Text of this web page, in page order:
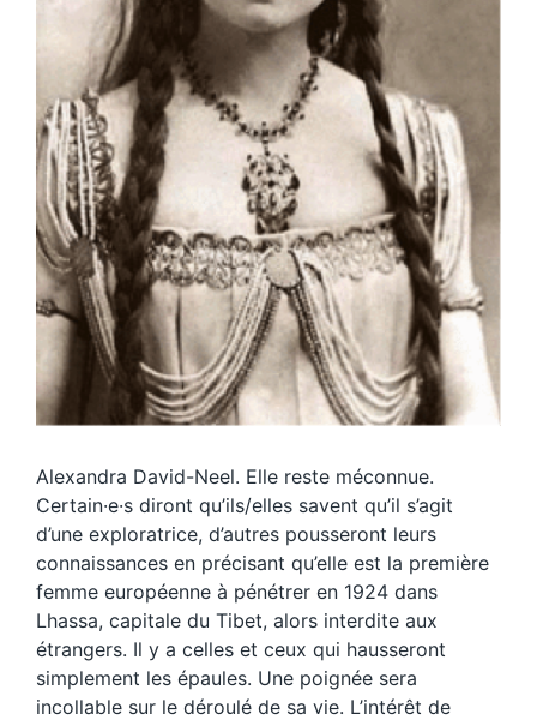
Alexandra David-Neel. Elle reste méconnue.
Certain·e·s diront qu’ils/elles savent qu’il s’agit
d’une exploratrice, d’autres pousseront leurs
connaissances en précisant qu’elle est la première
femme européenne à pénétrer en 1924 dans
Lhassa, capitale du Tibet, alors interdite aux
étrangers. Il y a celles et ceux qui hausseront
simplement les épaules. Une poignée sera
incollable sur le déroulé de sa vie. L’intérêt de